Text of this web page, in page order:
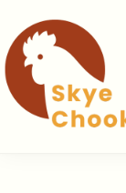
naar
de
inhoud